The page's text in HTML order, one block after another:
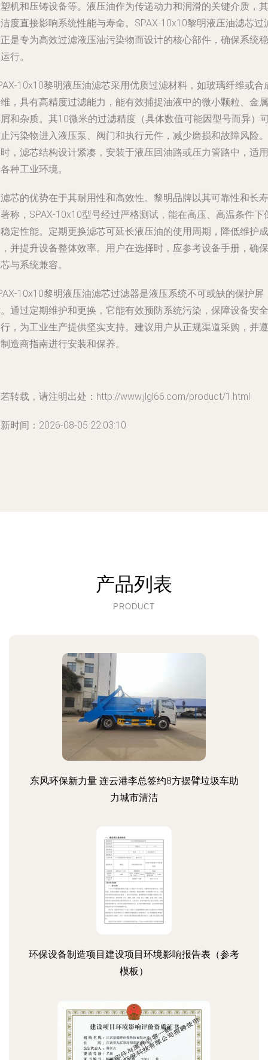
机和压铸设备等。液压油作为传递动力和润滑的关键介质，其
度直接影响系统性能与寿命。SPAX-10x10黎明液压油滤芯过
是专为高效过滤液压油污染物而设计的核心部件，确保系统稳
行。
10x10黎明液压油滤芯采用优质过滤材料，如玻璃纤维或合
，具有高精度过滤能力，能有效捕捉油液中的微小颗粒、金属
和杂质。其10微米的过滤精度（具体数值可能因型号而异）
污染物进入液压泵、阀门和执行元件，减少磨损和故障风险。
，滤芯结构设计紧凑，安装于液压回油路或压力管路中，适用
种工业环境。
芯的优势在于其耐用性和高效性。黎明品牌以其可靠性和长寿
称，SPAX-10x10型号经过严格测试，能在高压、高温条件下
定性能。定期更换滤芯可延长液压油的使用周期，降低维护成
并提升设备整体效率。用户在选择时，应参考设备手册，确保
与系统兼容。
10x10黎明液压油滤芯过滤器是液压系统不可或缺的保护屏
通过定期维护和更换，它能有效预防系统污染，保障设备安全
，为工业生产提供坚实支持。建议用户从正规渠道采购，并遵
造商指南进行安装和保养。
转载，请注明出处：http://www.jlgl66.com/product/1.html
时间：2026-08-05 22:03:10
产品列表
PRODUCT
东风环保新力量 连云港李总签约8方摆臂垃圾车助
力城市清洁
环保设备制造项目建设项目环境影响报告表（参考
模板）